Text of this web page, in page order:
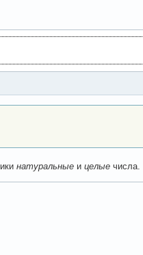
натуральные и целые числа.